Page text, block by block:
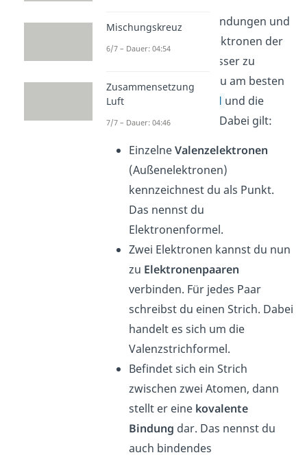
Um die kovalenten Bindungen und
die Verteilung der Elektronen der
beteiligten Atome besser zu
zeigen, verwendest du am besten
die
Elektronenformel und die
Valenzstrichformel
. Dabei gilt:
EinzelneValenzelektronen
(Außenelektronen)
kennzeichnest du als Punkt.
Das nennst du
Elektronenformel.
Zwei Elektronen kannst du nun
zu Elektronenpaaren
verbinden. Für jedes Paar
schreibst du einen Strich. Dabei
handelt es sich um die
Valenzstrichformel.
Befindet sich ein Strich
zwischen zwei Atomen, dann
stellt er eine kovalente
Bindung dar. Das nennst du
auch bindendes
Mischungskreuz
6/7 – Dauer: 04:54
Zusammensetzung
Luft
7/7 – Dauer: 04:46